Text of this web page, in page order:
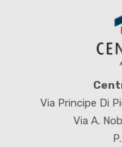
Via Principe Di
Via A.